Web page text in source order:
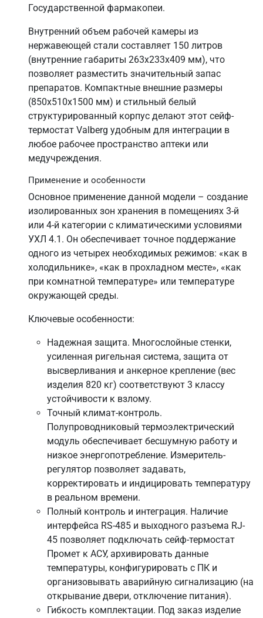
Государственной фармакопеи.
Внутренний объем рабочей камеры из
нержавеющей стали составляет 150 литров
(внутренние габариты 263х233х409 мм), что
позволяет разместить значительный запас
препаратов. Компактные внешние размеры
(850х510х1500 мм) и стильный белый
структурированный корпус делают этот сейф-
термостат Valberg удобным для интеграции в
любое рабочее пространство аптеки или
медучреждения.
Применение и особенности
Основное применение данной модели – создание
изолированных зон хранения в помещениях 3-й
или 4-й категории с климатическими условиями
УХЛ 4.1. Он обеспечивает точное поддержание
одного из четырех необходимых режимов: «как в
холодильнике», «как в прохладном месте», «как
при комнатной температуре» или температуре
окружающей среды.
Ключевые особенности:
Надежная защита. Многослойные стенки,
усиленная ригельная система, защита от
высверливания и анкерное крепление (вес
изделия 820 кг) соответствуют 3 классу
устойчивости к взлому.
Точный климат-контроль.
Полупроводниковый термоэлектрический
модуль обеспечивает бесшумную работу и
низкое энергопотребление. Измеритель-
регулятор позволяет задавать,
корректировать и индицировать температуру
в реальном времени.
Полный контроль и интеграция. Наличие
интерфейса RS-485 и выходного разъема RJ-
45 позволяет подключать сейф-термостат
Промет к АСУ, архивировать данные
температуры, конфигурировать с ПК и
организовывать аварийную сигнализацию (на
открывание двери, отключение питания).
Гибкость комплектации. Под заказ изделие